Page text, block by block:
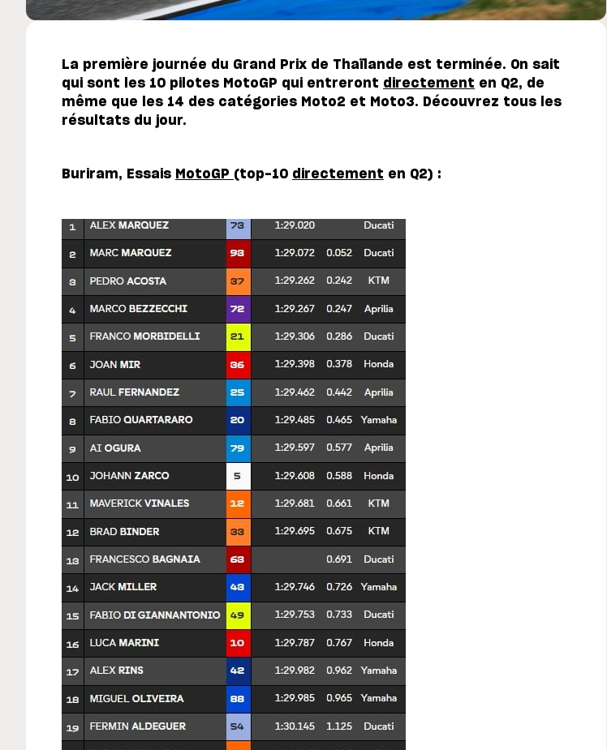
La première journée du Grand Prix de Thaïlande est terminée. On sait
qui sont les 10 pilotes MotoGP qui entreront directement en Q2, de
même que les 14 des catégories Moto2 et Moto3. Découvrez tous les
résultats du jour.
Buriram, Essais MotoGP (top-10 directement en Q2) :